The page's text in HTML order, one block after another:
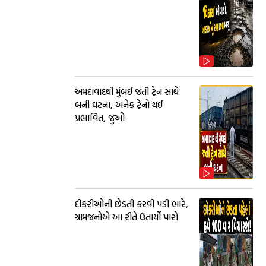
અમદાવાદથી મુંબઈ જતી ટ્રેન સાથે
બની ઘટના, અનેક ટ્રેનો થઈ
પ્રભાવિત, જુઓ
દીકરીઓની છેડતી કરવી પડી ભારે,
ગ્રામજનોએ આ રીતે ઉતાર્યો પારો